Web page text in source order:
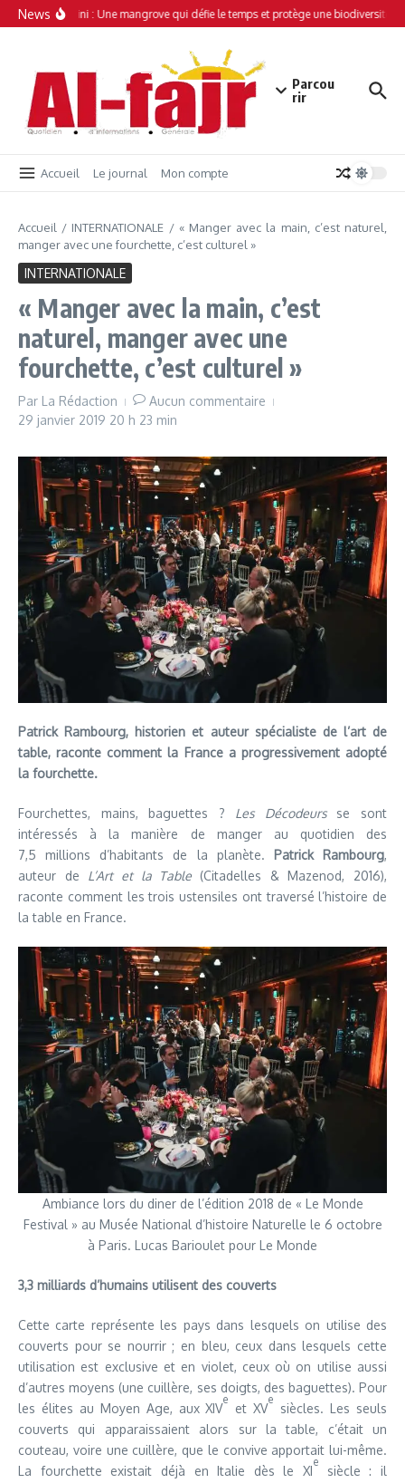
Aller au contenu
News
Simamboini : Une mangrove qui défie le temps et protège une biodiversité
Parcou
rir
Accueil Le journal Mon compte
Accueil / INTERNATIONALE / « Manger avec la main, c’est naturel,
manger avec une fourchette, c’est culturel »
INTERNATIONALE
« Manger avec la main, c’est
naturel, manger avec une
fourchette, c’est culturel »
Par La Rédaction
Aucun commentaire
29 janvier 2019 20 h 23 min
Patrick Rambourg, historien et auteur spécialiste de l’art de
table, raconte comment la France a progressivement adopté
la fourchette.
Fourchettes, mains, baguettes ? Les Décodeurs se sont
intéressés à la manière de manger au quotidien des
7,5 millions d’habitants de la planète. Patrick Rambourg,
auteur de L’Art et la Table(Citadelles & Mazenod, 2016),
raconte comment les trois ustensiles ont traversé l’histoire de
la table en France.
Ambiance lors du diner de l’édition 2018 de « Le Monde
Festival » au Musée National d’histoire Naturelle le 6 octobre
à Paris. Lucas Barioulet pour Le Monde
3,3 milliards d’humains utilisent des couverts
Cette carte représente les pays dans lesquels on utilise des
couverts pour se nourrir ; en bleu, ceux dans lesquels cette
utilisation est exclusive et en violet, ceux où on utilise aussi
d’autres moyens (une cuillère, ses doigts, des baguettes). Pour
les élites au Moyen Age, aux XIV
e
et XV
e
siècles. Les seuls
couverts qui apparaissaient alors sur la table, c’était un
couteau, voire une cuillère, que le convive apportait lui-même.
La fourchette existait déjà en Italie dès le XI
e
siècle : il